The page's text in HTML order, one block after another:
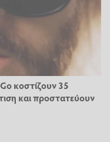
κοστίζουν 35
και προστατεύουν